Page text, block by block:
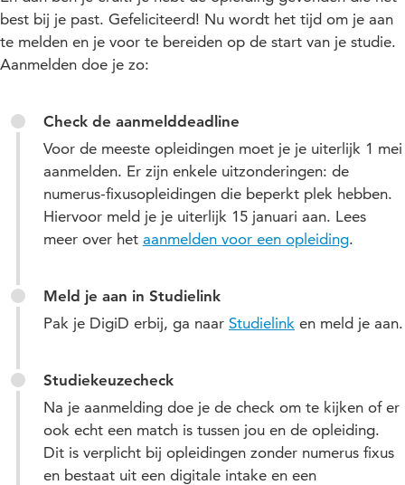
best bij je past. Gefeliciteerd! Nu wordt het tijd om je aan
te melden en je voor te bereiden op de start van je studie.
Aanmelden doe je zo:
Check de aanmelddeadline
Voor de meeste opleidingen moet je je uiterlijk 1 mei
aanmelden. Er zijn enkele uitzonderingen: de
numerus-fixusopleidingen die beperkt plek hebben.
Hiervoor meld je je uiterlijk 15 januari aan. Lees
meer over het aanmelden voor een opleiding.
Meld je aan in Studielink
Pak je DigiD erbij, ga naar Studielink en meld je aan.
Studiekeuzecheck
Na je aanmelding doe je de check om te kijken of er
ook echt een match is tussen jou en de opleiding.
Dit is verplicht bij opleidingen zonder numerus fixus
en bestaat uit een digitale intake en een